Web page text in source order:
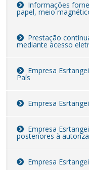
Informações
papel, meio
Prestação
mediante acesso
Empresa
País
Empresa
Empresa
posteriores à
Empresa